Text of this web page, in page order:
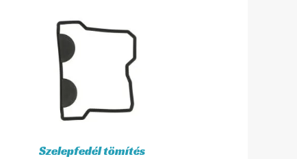
Szelepfedél tömítés